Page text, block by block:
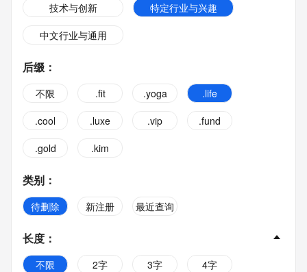
技术与创新
特定行业与兴趣
中文行业与通用
后缀 ：
不限 .fit .yoga
.life
.cool
.luxe .vip
.fund
.gold
.kim
类别 ：
待删除 新注册 最近查询
长度 ：
不限 2字 3字
4字